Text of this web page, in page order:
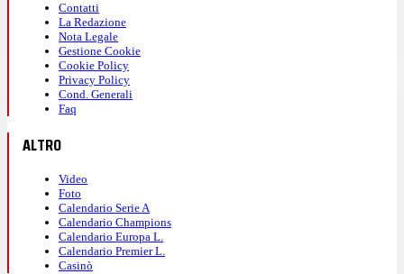
Contatti
La Redazione
Nota Legale
Gestione Cookie
Cookie Policy
Privacy Policy
Cond. Generali
Faq
ALTRO
Video
Foto
Calendario Serie A
Calendario Champions
Calendario Europa L.
Calendario Premier L.
Casinò